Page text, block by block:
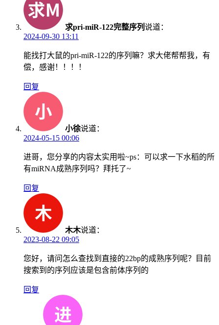
求pri-miR-122完整序列说道：
2024-09-30 13:11
能找打大鼠的pri-miR-122的序列嘛？求大佬帮帮我，有
偿，感谢！！！！
回复
小徐说道：
2024-05-15 00:06
进哥，您分享的内容太实用啦~ps：可以求一下水稻的所
有miRNA成熟序列吗？拜托了~
回复
木木说道：
2023-08-22 09:05
您好，请问怎么查找到直接的22bp的成熟序列呢？目前
搜索到的序列应该是包含前体序列的
回复